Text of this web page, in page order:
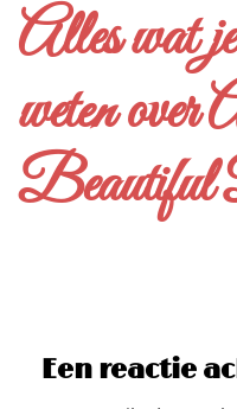
Alles wat
weten over
Beautiful
Een reactie